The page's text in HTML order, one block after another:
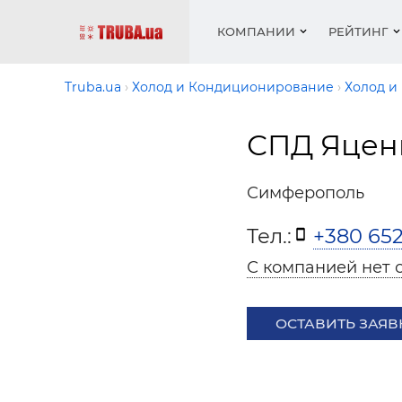
КОМПАНИИ
Котлы
РЕЙТИНГ
Работа
Разное
Холод,
Котлы
Теплые
Монтаж
Акции
Фото
Truba.ua Холод и Кондиционирование Холод
СПД
Симферополь
Тел.: +380
С компанией нет
ОСТАВИТЬ